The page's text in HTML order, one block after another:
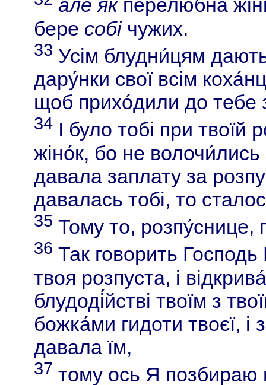
але якперелю́бна
бере собічужих.
33 Усім блудни́цям
дару́нки свої всім
щоб прихо́дили до тебе
34 І було тобі при твоїй
жіно́к, бо не
давала заплату за
давалась тобі, то
35 Тому то, розпу́снице,
36 Так говорить
твоя розпуста, і
блудоді́йстві твоїм з
божка́ми гидоти твоєї, і
давала їм,
37 тому ось Я позбираю